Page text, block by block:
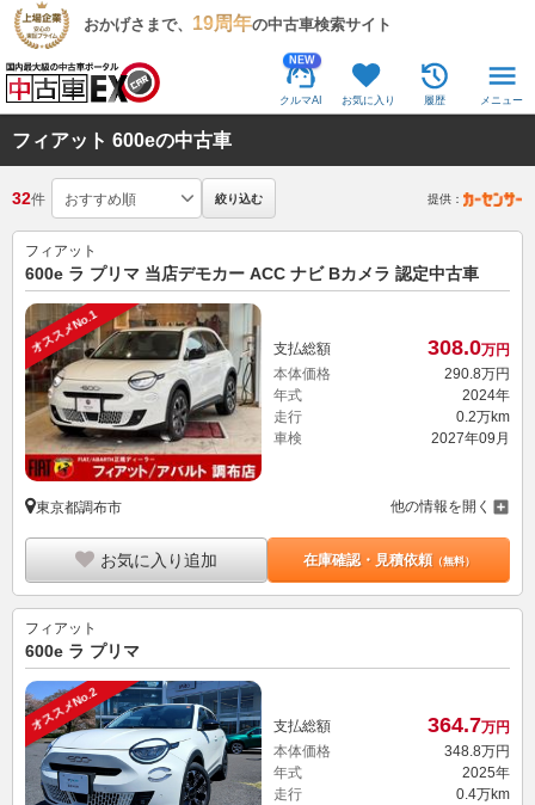
おかげさまで、 19周年の中古車検索サイト
NEW
クルマAI お気に入り 履歴 メニュー
フィアット 600eの中古車
32件 絞り込む 提供：
フィアット
600e ラ プリマ 当店デモカー ACC ナビ Bカメラ 認定中古車
オススメNo.1 支払総額 308.0万円
本体価格
290.8万円
年式
2024年
走行
0.2万km
車検
2027年09月
東京都調布市 他の情報を開く
お気に入り追加 在庫確認・見積依頼（無料）
フィアット
600e ラ プリマ
オススメNo.2 支払総額 364.7万円
本体価格
348. 8万円
年式
2025年
走行
0.4万km